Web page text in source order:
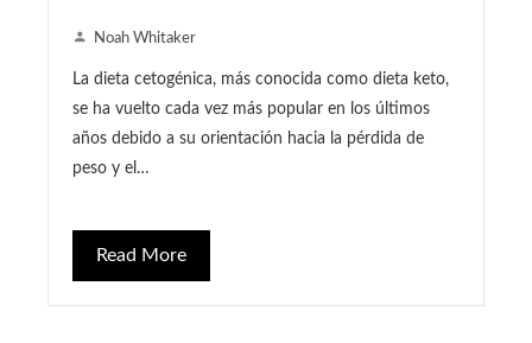
Noah Whitaker
La dieta cetogénica, más conocida como dieta keto,
se ha vuelto cada vez más popular en los últimos
años debido a su orientación hacia la pérdida de
peso y el…
Read More